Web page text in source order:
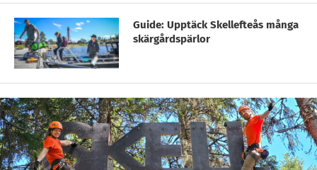
Guide: Upptäck Skellefteås många
skärgårdspärlor